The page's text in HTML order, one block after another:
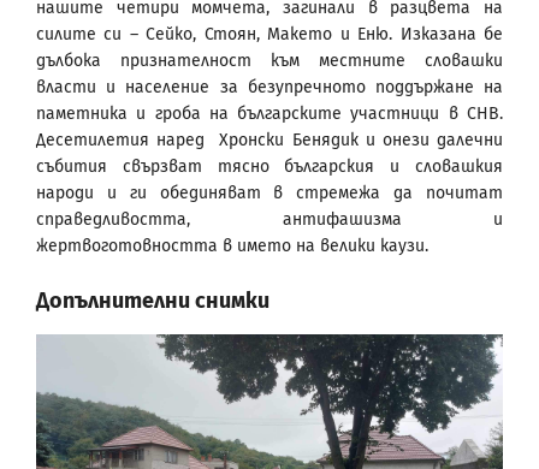
нашите четири момчета, загинали в разцвета на
силите си – Сейко, Стоян, Макето и Еню. Изказана бе
дълбока признателност към местните словашки
власти и население за безупречното поддържане на
паметника и гроба на българските участници в СНВ.
Десетилетия наред Хронски Бенядик и онези далечни
събития свързват тясно българския и словашкия
народи и ги обединяват в стремежа да почитат
справедливостта, антифашизма и
жертвоготовността в името на велики каузи.
Допълнителни снимки